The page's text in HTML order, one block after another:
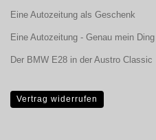
Eine Autozeitung als Geschenk
Eine Autozeitung - Genau mein Ding
Der BMW E28 in der Austro Classic
Vertrag widerrufen